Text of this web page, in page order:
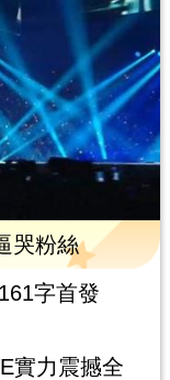
哭粉絲
字首發
實力震撼全